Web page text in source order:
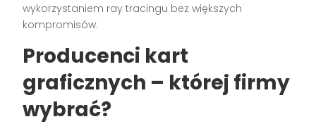
wykorzystaniem ray tracingu bez większych
kompromisów.
Producenci kart
graficznych – której firmy
wybrać?